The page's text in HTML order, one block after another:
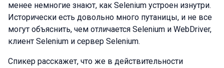
менее немногие знают, как Selenium устроен изнутри.
Исторически есть довольно много путаницы, и не все
могут объяснить, чем отличается Selenium и WebDriver,
клиент Selenium и сервер Selenium.
Спикер расскажет, что же в действительности